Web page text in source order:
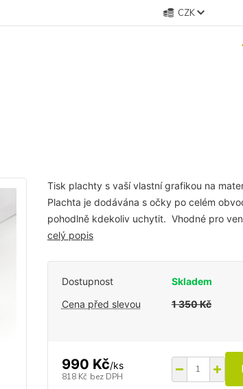
CZK
Tisk plachty s vaší vlastní grafikou na
Plachta je dodávána s očky po celém
pohodlně kdekoliv uchytit. Vhodné pro
celý popis
Dostupnost
Skladem
Cena před slevou
1 350 Kč
990 Kč/ks
818 Kč bez DPH